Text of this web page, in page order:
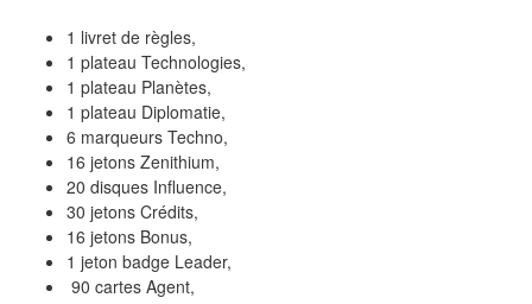
les
initiés
Pour
les
experts
En
solitaire
1 livret de règles,
1 plateau Technologies,
1 plateau Planètes,
1 plateau Diplomatie,
6 marqueurs Techno,
16 jetons Zenithium,
20 disques Influence,
30 jetons Crédits,
16 jetons Bonus,
1 jeton badge Leader,
90 cartes Agent,